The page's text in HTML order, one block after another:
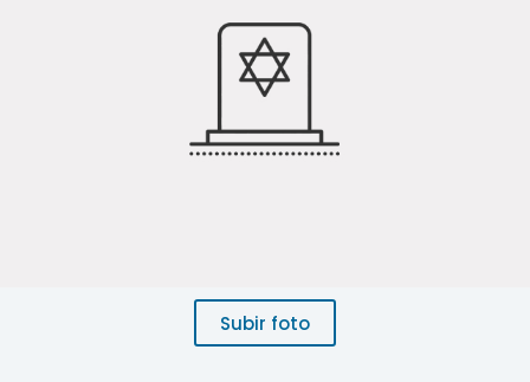
Subir foto